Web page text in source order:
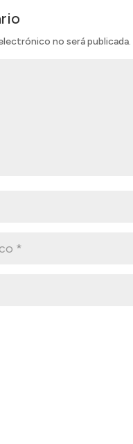
no será publicada.